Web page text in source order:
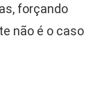
forçando
não é o caso